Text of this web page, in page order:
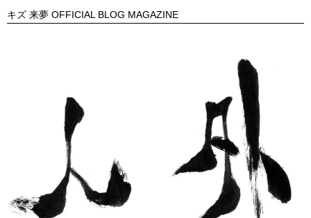
キズ 来夢 OFFICIAL BLOG MAGAZINE